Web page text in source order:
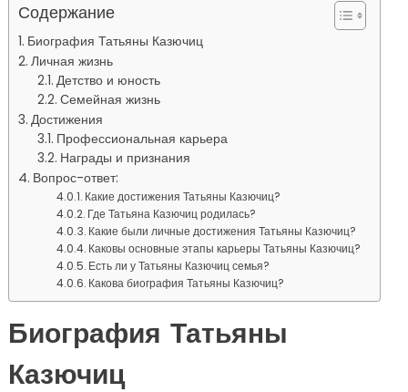
Содержание
Биография Татьяны Казючиц
Личная жизнь
Детство и юность
Семейная жизнь
Достижения
Профессиональная карьера
Награды и признания
Вопрос-ответ:
Какие достижения Татьяны Казючиц?
Где Татьяна Казючиц родилась?
Какие были личные достижения Татьяны Казючиц?
Каковы основные этапы карьеры Татьяны Казючиц?
Есть ли у Татьяны Казючиц семья?
Какова биография Татьяны Казючиц?
Биография Татьяны
Казючиц